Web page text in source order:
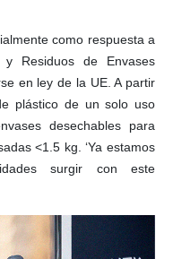
como respuesta a
Residuos de Envases
en ley de la UE. A partir
plástico de un solo uso
desechables para
<1.5 kg. ‘Ya estamos
surgir con este